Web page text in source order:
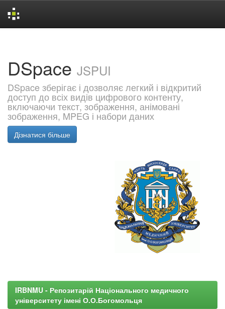
DSpace JSPUI
DSpace зберігає і дозволяє легкий і відкритий
доступ до всіх видів цифрового контенту,
включаючи текст, зображення, анімовані
зображення, MPEG і набори даних
Дізнатися більше
IRBNMU - Репозитарій Національного медичного
університету імені О.О.Богомольця